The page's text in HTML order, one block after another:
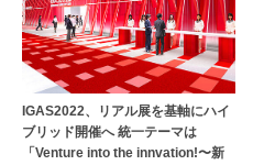
IGAS2022、リアル展を基軸にハイ
ブリッド開催へ 統一テーマは
「Venture into the innvation!〜新